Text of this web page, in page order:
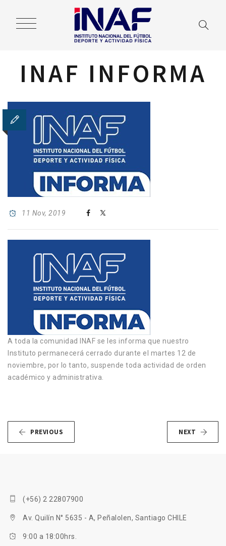
INAF INFORMA
11 Nov, 2019
A toda la comunidad INAF se les informa que nuestro
Instituto permanecerá cerrado durante el martes 12 de
noviembre, por lo tanto, suspende toda actividad de orden
académico y administrativa.
PREVIOUS NEXT
(+56) 2 22807900
Av. Quilín N° 5635 - A, Peñalolen, Santiago CHILE
9:00 a 18:00hrs.